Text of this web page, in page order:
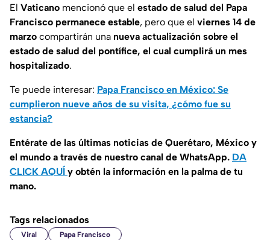
El Vaticano mencionó que el estado de salud del Papa
Francisco permanece estable, pero que el viernes 14 de
marzo compartirán una nueva actualización sobre el
estado de salud del pontífice, el cual cumplirá un mes
hospitalizado.
Te puede interesar: Papa Francisco en México: Se
cumplieron nueve años de su visita, ¿cómo fue su
estancia?
Entérate de las últimas noticias de Querétaro, México y
el mundo a través de nuestro canal de WhatsApp. DA
CLICK AQUÍ y obtén la información en la palma de tu
mano.
Tags relacionados
Viral Papa Francisco